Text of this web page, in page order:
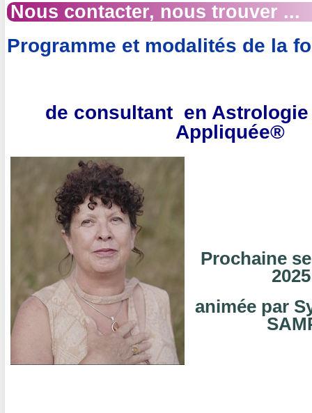
Nous contacter, nous trouver ...
Programme et modalités de la
de consultant en Astrologie
Appliquée®
Prochaine
animée par